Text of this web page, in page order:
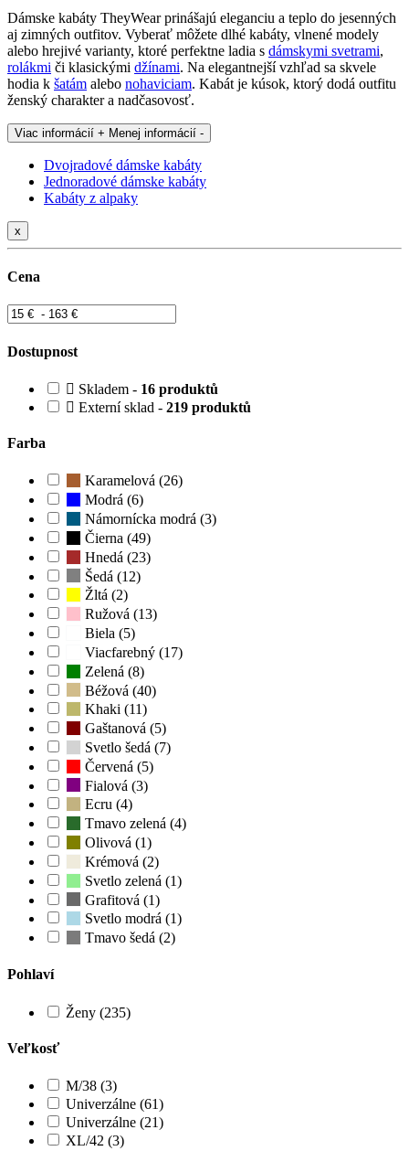
Dámske kabáty TheyWear prinášajú eleganciu a teplo do jesenných
aj zimných outfitov. Vyberať môžete dlhé kabáty, vlnené modely
alebo hrejivé varianty, ktoré perfektne ladia s dámskymi svetrami,
rolákmi či klasickými džínami. Na elegantnejší vzhľad sa skvele
hodia k šatám alebo nohaviciam. Kabát je kúsok, ktorý dodá outfitu
ženský charakter a nadčasovosť.
Viac informácií + Menej informácií -
Dvojradové dámske kabáty
Jednoradové dámske kabáty
Kabáty z alpaky
x
Cena
Dostupnost
Skladem - 16 produktů
Externí sklad - 219 produktů
Farba
Karamelová (26)
Modrá (6)
Námornícka modrá (3)
Čierna (49)
Hnedá (23)
Šedá (12)
Žltá (2)
Ružová (13)
Biela (5)
Viacfarebný (17)
Zelená (8)
Béžová (40)
Khaki (11)
Gaštanová (5)
Svetlo šedá (7)
Červená (5)
Fialová (3)
Ecru (4)
Tmavo zelená (4)
Olivová (1)
Krémová (2)
Svetlo zelená (1)
Grafitová (1)
Svetlo modrá (1)
Tmavo šedá (2)
Pohlaví
Ženy (235)
Veľkosť
M/38 (3)
Univerzálne (61)
Univerzálne (21)
XL/42 (3)